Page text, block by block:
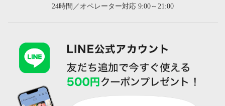
24時間／オペレーター対応 9:00～21:00